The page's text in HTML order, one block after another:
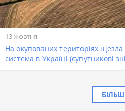
13 жовтня
На окупованих територіях
система в Україні (супутникові